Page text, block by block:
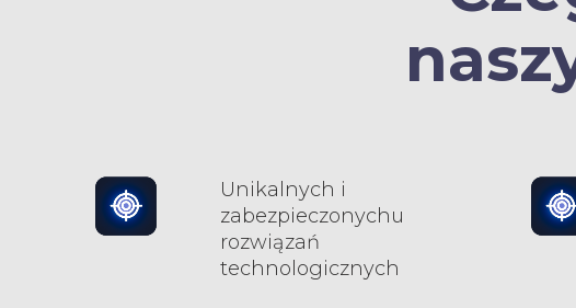
Unikalnych i
zabezpieczonychu
rozwiązań
technologicznych